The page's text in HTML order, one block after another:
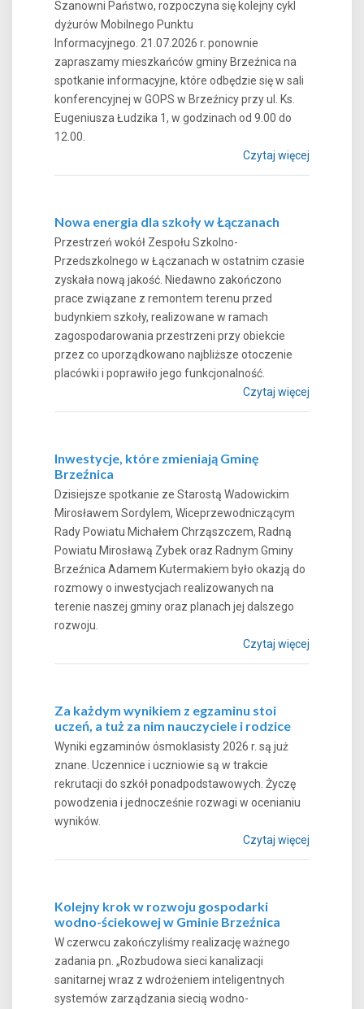
Szanowni Państwo, rozpoczyna się kolejny cykl
dyżurów Mobilnego Punktu
Informacyjnego. 21.07.2026 r. ponownie
zapraszamy mieszkańców gminy Brzeźnica na
spotkanie informacyjne, które odbędzie się w sali
konferencyjnej w GOPS w Brzeźnicy przy ul. Ks.
Eugeniusza Łudzika 1, w godzinach od 9.00 do
12.00.
Czytaj więcej
Nowa energia dla szkoły w Łączanach
Przestrzeń wokół Zespołu Szkolno-
Przedszkolnego w Łączanach w ostatnim czasie
zyskała nową jakość. Niedawno zakończono
prace związane z remontem terenu przed
budynkiem szkoły, realizowane w ramach
zagospodarowania przestrzeni przy obiekcie
przez co uporządkowano najbliższe otoczenie
placówki i poprawiło jego funkcjonalność.
Czytaj więcej
Inwestycje, które zmieniają Gminę
Brzeźnica
Dzisiejsze spotkanie ze Starostą Wadowickim
Mirosławem Sordylem, Wiceprzewodniczącym
Rady Powiatu Michałem Chrząszczem, Radną
Powiatu Mirosławą Zybek oraz Radnym Gminy
Brzeźnica Adamem Kutermakiem było okazją do
rozmowy o inwestycjach realizowanych na
terenie naszej gminy oraz planach jej dalszego
rozwoju.
Czytaj więcej
Za każdym wynikiem z egzaminu stoi
uczeń, a tuż za nim nauczyciele i rodzice
Wyniki egzaminów ósmoklasisty 2026 r. są już
znane. Uczennice i uczniowie są w trakcie
rekrutacji do szkół ponadpodstawowych. Życzę
powodzenia i jednocześnie rozwagi w ocenianiu
wyników.
Czytaj więcej
Kolejny krok w rozwoju gospodarki
wodno-ściekowej w Gminie Brzeźnica
W czerwcu zakończyliśmy realizację ważnego
zadania pn. „Rozbudowa sieci kanalizacji
sanitarnej wraz z wdrożeniem inteligentnych
systemów zarządzania siecią wodno-